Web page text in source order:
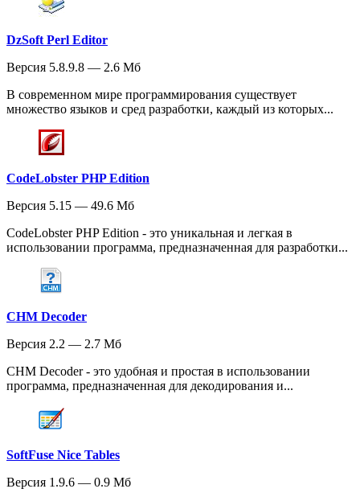
DzSoft Perl Editor
Версия 5.8.9.8 — 2.6 Мб
В современном мире программирования существует
множество языков и сред разработки, каждый из которых...
CodeLobster PHP Edition
Версия 5.15 — 49.6 Мб
CodeLobster PHP Edition - это уникальная и легкая в
использовании программа, предназначенная для разработки...
CHM Decoder
Версия 2.2 — 2.7 Мб
CHM Decoder - это удобная и простая в использовании
программа, предназначенная для декодирования и...
SoftFuse Nice Tables
Версия 1.9.6 — 0.9 Мб